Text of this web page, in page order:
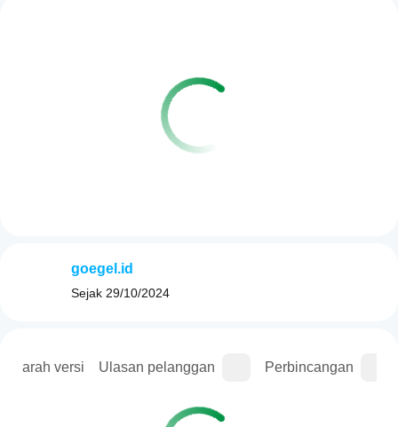
Sejarah versi Ulasan pelanggan Perbincangan
goegel.id
Sejak 29/10/2024